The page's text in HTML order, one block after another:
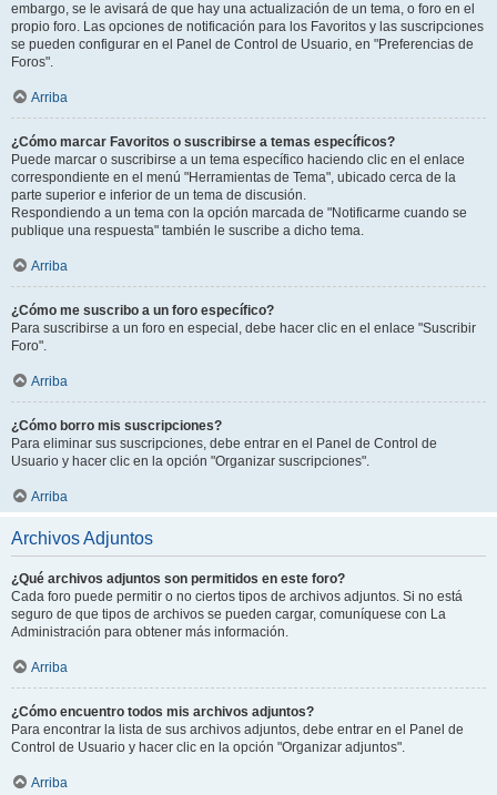
embargo, se le avisará de que hay una actualización de un tema, o foro en el
propio foro. Las opciones de notificación para los Favoritos y las suscripciones
se pueden configurar en el Panel de Control de Usuario, en "Preferencias de
Foros".
Arriba
¿Cómo marcar Favoritos o suscribirse a temas específicos?
Puede marcar o suscribirse a un tema específico haciendo clic en el enlace
correspondiente en el menú "Herramientas de Tema", ubicado cerca de la
parte superior e inferior de un tema de discusión.
Respondiendo a un tema con la opción marcada de "Notificarme cuando se
publique una respuesta" también le suscribe a dicho tema.
Arriba
¿Cómo me suscribo a un foro específico?
Para suscribirse a un foro en especial, debe hacer clic en el enlace "Suscribir
Foro".
Arriba
¿Cómo borro mis suscripciones?
Para eliminar sus suscripciones, debe entrar en el Panel de Control de
Usuario y hacer clic en la opción "Organizar suscripciones".
Arriba
Archivos Adjuntos
¿Qué archivos adjuntos son permitidos en este foro?
Cada foro puede permitir o no ciertos tipos de archivos adjuntos. Si no está
seguro de que tipos de archivos se pueden cargar, comuníquese con La
Administración para obtener más información.
Arriba
¿Cómo encuentro todos mis archivos adjuntos?
Para encontrar la lista de sus archivos adjuntos, debe entrar en el Panel de
Control de Usuario y hacer clic en la opción "Organizar adjuntos".
Arriba